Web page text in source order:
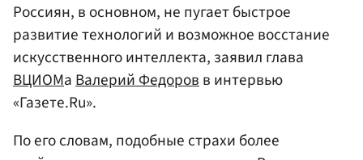
Россиян, в основном, не пугает быстрое
развитие технологий и возможное восстание
искусственного интеллекта, заявил глава
ВЦИОМаВалерий Федоровв интервью
«Газете.Ru».
По его словам, подобные страхи более